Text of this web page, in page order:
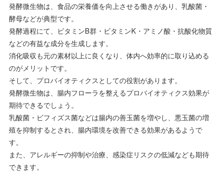
発酵微生物は、食品の栄養価を向上させる働きがあり、乳酸菌・
酵母などが典型です。
発酵過程にて、ビタミンB群・ビタミンK・アミノ酸・抗酸化物質
などの有益な成分を生成します。
消化吸収も元の素材以上に良くなり、体内へ効率的に取り込める
のがメリットです。
そして、プロバイオティクスとしての役割があります。
発酵微生物は、腸内フローラを整えるプロバイオティクス効果が
期待できるでしょう。
乳酸菌・ビフィズス菌などは腸内の善玉菌を増やし、悪玉菌の増
殖を抑制するとされ、腸内環境を改善できる効果があるようで
す。
また、アレルギーの抑制や治療、感染症リスクの低減なども期待
できます。